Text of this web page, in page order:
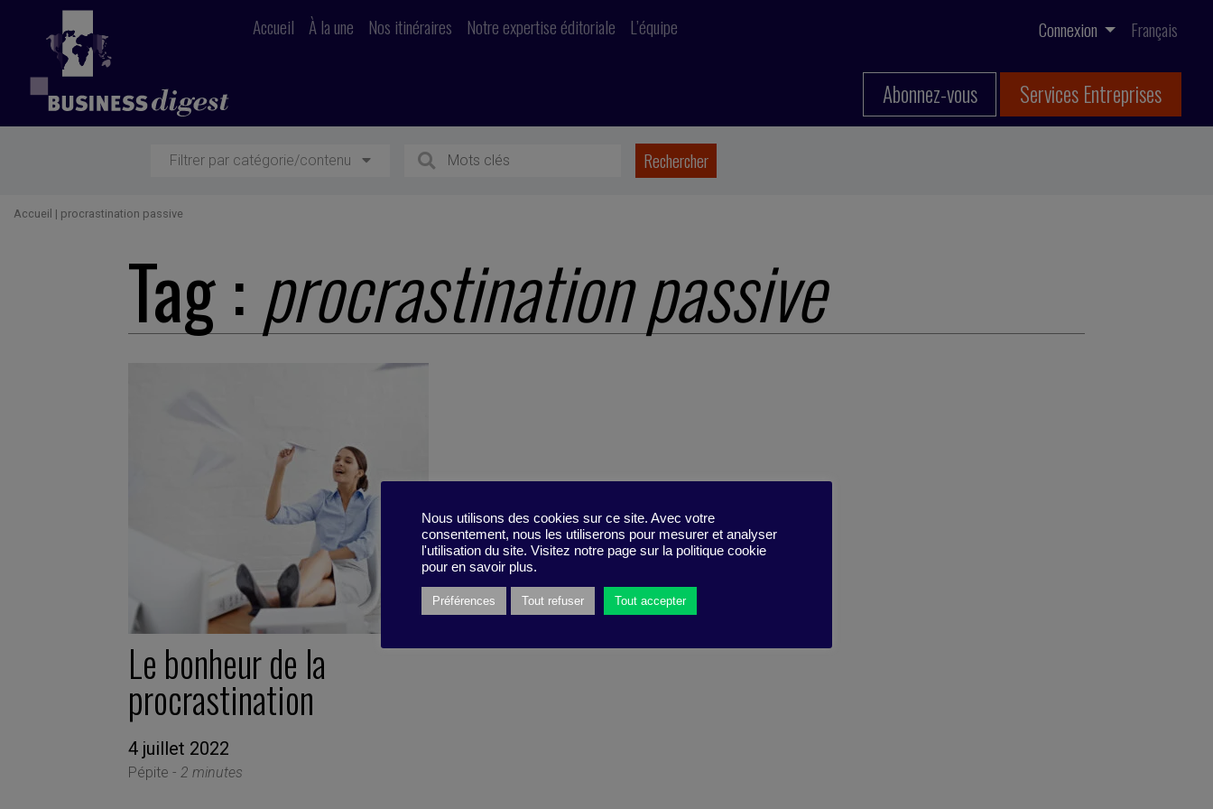
Accueil À la une Nos itinéraires Notre expertise éditoriale L’équipe Connexion Français
Abonnez-vous Services Entreprises
Filtrer par catégorie/contenu
Accueil | procrastination passive
Tag : procrastination passive
Le bonheur de la
procrastination
4 juillet 2022
Pépite - 2 minutes
Nous utilisons des cookies sur ce site. Avec votre
consentement, nous les utiliserons pour mesurer et analyser
l'utilisation du site. Visitez notre page sur la politique cookie
pour en savoir plus.
Préférences Tout refuser Tout accepter